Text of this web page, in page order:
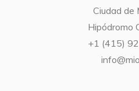
Ciudad de
Hipódromo
+1 (415)